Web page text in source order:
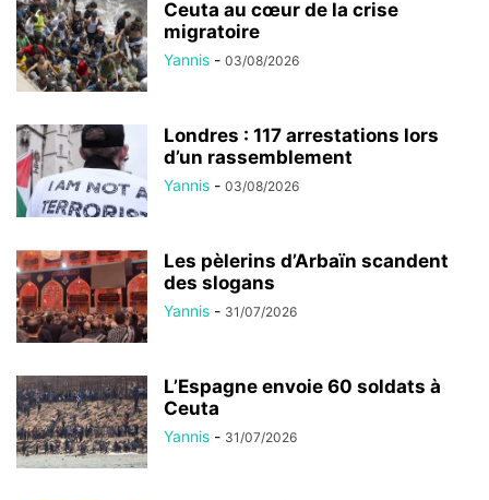
Ceuta au cœur de la crise
migratoire
Yannis - 03/08/2026
Londres : 117 arrestations lors
d’un rassemblement
Yannis - 03/08/2026
Les pèlerins d’Arbaïn scandent
des slogans
Yannis - 31/07/2026
L’Espagne envoie 60 soldats à
Ceuta
Yannis - 31/07/2026